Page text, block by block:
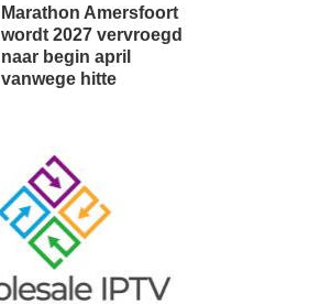
Marathon Amersfoort
wordt 2027 vervroegd
naar begin april
vanwege hitte